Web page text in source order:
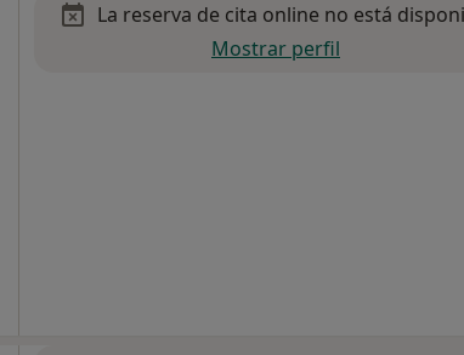
La reserva de cita online no está
Mostrar perfil